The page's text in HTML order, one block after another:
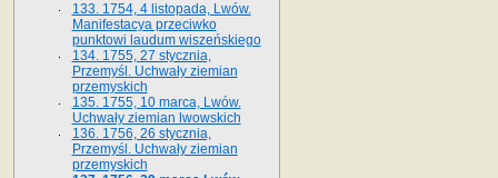
133. 1754, 4 listopada, Lwów.
Manifestacya przeciwko
punktowi laudum wiszeńskiego
134. 1755, 27 stycznia,
Przemyśl. Uchwały ziemian
przemyskich
135. 1755, 10 marca, Lwów.
Uchwały ziemian lwowskich
136. 1756, 26 stycznia,
Przemyśl. Uchwały ziemian
przemyskich